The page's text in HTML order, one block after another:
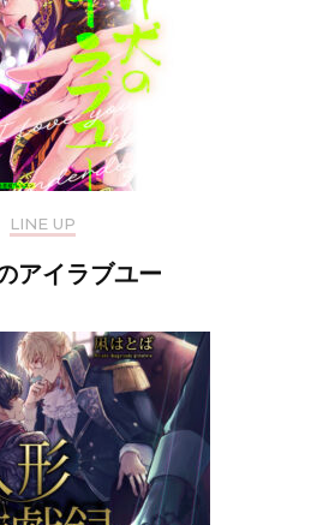
LINE UP
アイラブユー